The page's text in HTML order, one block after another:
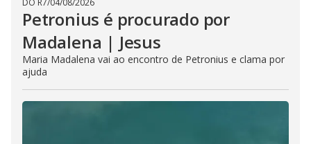
DO R7/04/08/2026
Petronius é procurado por
Madalena | Jesus
Maria Madalena vai ao encontro de Petronius e clama por
ajuda